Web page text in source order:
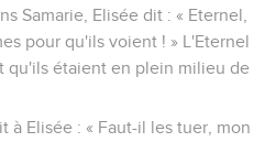
Samarie, Elisée dit : « Eternel,
pour qu'ils voient ! » L'Eternel
qu'ils étaient en plein milieu de
à Elisée : « Faut-il les tuer, mon